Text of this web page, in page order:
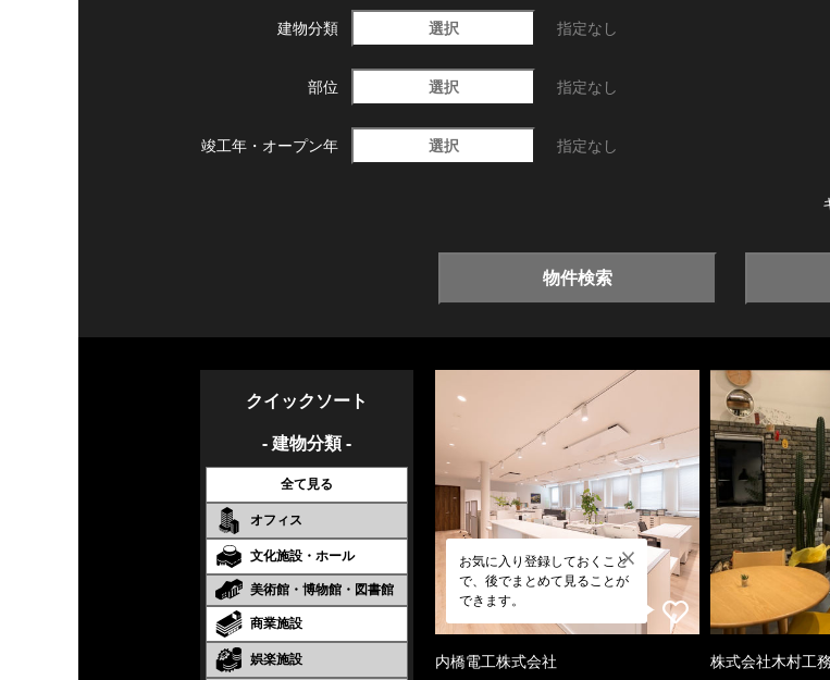
建物分類 選択 指定なし
部位 選択 指定なし
竣工年・ オープン年 選択 指定なし
物件検索
クイックソート
- 建物分類 -
全て見る
オフィス
文化施設・ホール
美術館・博物館・図書館
商業施設
娯楽施設
お気に入り登録しておくこと
で、後でまとめて見ることが
できます。
内橋電工株式会社 株式会社木村工